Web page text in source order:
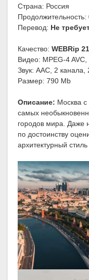
Страна: Россия
Перевод: Не
Качество: WEBRip
Видео: MPEG-4
Звук: AAC, 2 канала,
Размер: 790 Mb
Описание: Москва
самых
городов мира. Даже
по достоинству
архитектурный